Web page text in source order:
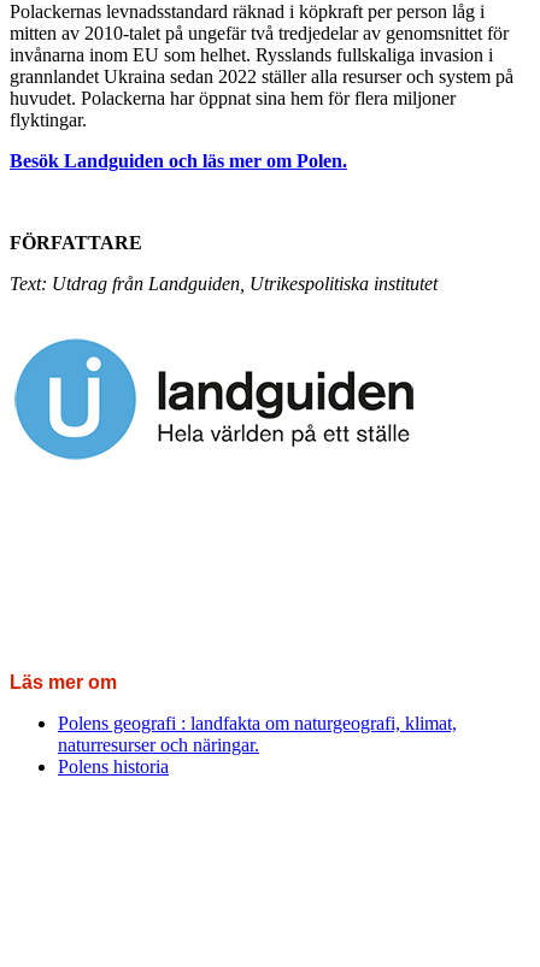
Polackernas levnadsstandard räknad i köpkraft per person låg i
mitten av 2010-talet på ungefär två tredjedelar av genomsnittet för
invånarna inom EU som helhet. Rysslands fullskaliga invasion i
grannlandet Ukraina sedan 2022 ställer alla resurser och system på
huvudet. Polackerna har öppnat sina hem för flera miljoner
flyktingar.
Besök Landguiden och läs mer om Polen.
FÖRFATTARE
Text: Utdrag från Landguiden, Utrikespolitiska institutet
Läs mer om
Polens geografi : landfakta om naturgeografi, klimat,
naturresurser och näringar.
Polens historia